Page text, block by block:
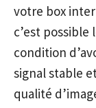
votre box
c’est
condition
signal stable
qualité